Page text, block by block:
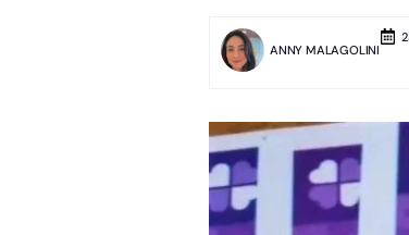
ANNY MALAGOLINI